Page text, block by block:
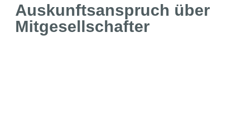
Auskunftsanspruch über
Mitgesellschafter